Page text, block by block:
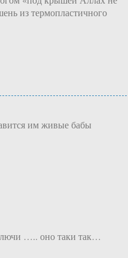
из термопластичного
им живые бабы
….. оно таки так…